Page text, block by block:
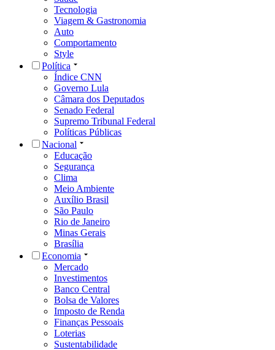
Tecnologia
Viagem & Gastronomia
Auto
Comportamento
Style
Política
Índice CNN
Governo Lula
Câmara dos Deputados
Senado Federal
Supremo Tribunal Federal
Políticas Públicas
Nacional
Educação
Segurança
Clima
Meio Ambiente
Auxílio Brasil
São Paulo
Rio de Janeiro
Minas Gerais
Brasília
Economia
Mercado
Investimentos
Banco Central
Bolsa de Valores
Imposto de Renda
Finanças Pessoais
Loterias
Sustentabilidade